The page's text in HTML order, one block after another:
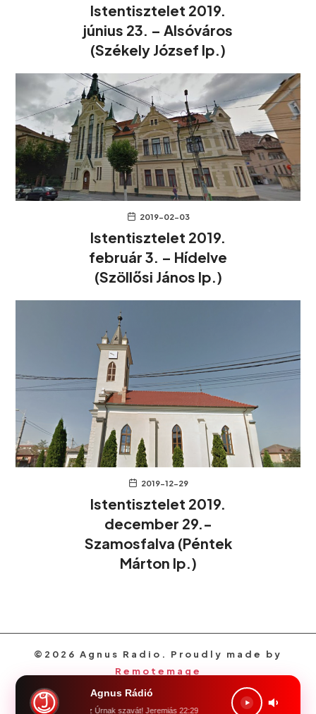
Istentisztelet 2019.
június 23. – Alsóváros
(Székely József lp.)
2019-02-03
Istentisztelet 2019.
február 3. – Hídelve
(Szöllősi János lp.)
2019-12-29
Istentisztelet 2019.
december 29.-
Szamosfalva (Péntek
Márton lp.)
©2026 Agnus Radio. Proudly made by
Remotemage
Agnus Rádió
föld! halld meg az Úrnak szavát! Jeremiás 22:29